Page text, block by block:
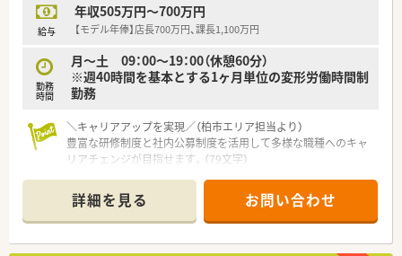
側から運営のための補助金が支給される制度があります。
■自社の保健師や管理栄養士による健康サポートプログラムが
【法人特徴について】
■千葉県を中心にドラッグストアやスーパー、介護サービスを展
■在宅医療にも注力しており、調剤併設店や総合病院門前型、在
宅専門薬局など様々なタイプの薬局を運営します。
■くるみんマークを取得しており、女性が数多く活躍しているほ
給与
年収505万円～700万円
【モデル年俸】店長700万円、課長1,100万円
勤務
時間
月～土 09：00～19：00（休憩60分）
※週40時間を基本とする1ヶ月単位の変形労働時間制
勤務
＼キャリアアップを実現／（柏市エリア担当より）
豊富な研修制度と社内公募制度を活用して多様な職種へのキャ
リアチェンジが目指せます。（79文字）
【店舗情報と応需状況について】
■南柏駅から車で8分ほどの立地にあり、総合科目の処方箋を1
日に40枚前後応需している調剤薬局です。
■薬局内では正社員の薬剤師が3名と事務員が2名在籍してお
詳細を見る お問い合わせ